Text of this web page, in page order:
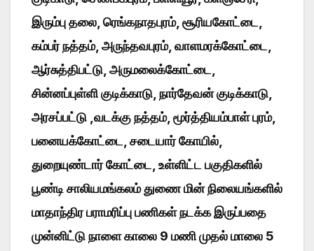
இரும்பு தலை, ரெங்கநாதபுரம், சூரியகோட்டை,
கம்பர் நத்தம், அருந்தவபுரம், வாளமரக்கோட்டை,
ஆர்சுத்திபட்டு, அருமலைக்கோட்டை,
சின்னப்புள்ளி குடிக்காடு, நார்தேவன் குடிக்காடு,
அரசப்பட்டு ,வடக்கு நத்தம், மூர்த்தியம்பாள் புரம்,
பனையக்கோட்டை, சடையார் கோயில்,
துறையுண்டார் கோட்டை, உள்ளிட்ட பகுதிகளில்
பூண்டி சாலியமங்கலம் துணை மின் நிலையங்களில்
மாதாந்திர பராமரிப்பு பணிகள் நடக்க இருப்பதை
முன்னிட்டு நாளை காலை 9 மணி முதல் மாலை 5